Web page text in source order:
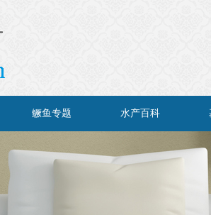
鳜鱼专题 水产百科